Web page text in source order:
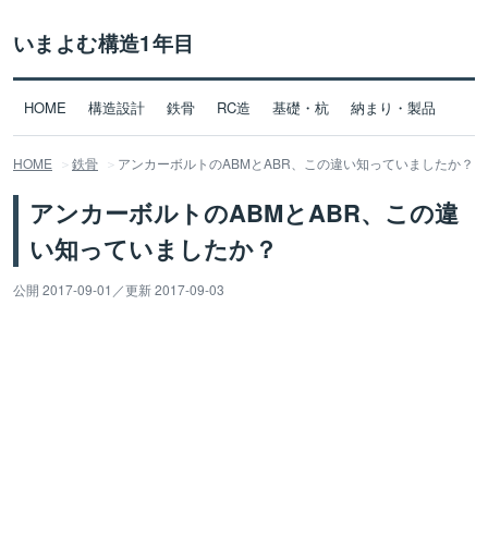
いまよむ構造1年目
HOME 構造設計 鉄骨 RC造 基礎・杭 納まり・製品
HOME 鉄骨 アンカーボルトのABMとABR、この違い知っていましたか？
アンカーボルトのABMとABR、この違
い知っていましたか？
公開 2017-09-01 ／更新 2017-09-03